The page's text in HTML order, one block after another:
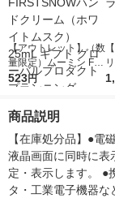
【アウトレット】（数
量限定）ムーミン FIR
STSNOWハンドクリ
ローバルプロダクトプ
ランニング
523円
商品説明
【在庫処分品】●電
液晶画面に同時に表
定・表示します。 ●
タ・工業電子機器な